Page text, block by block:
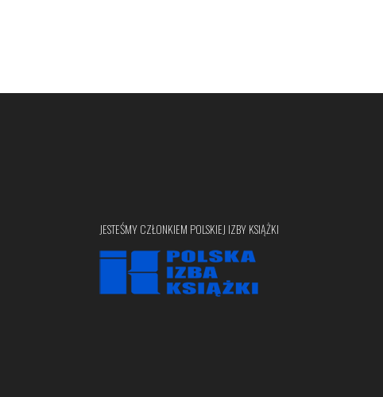
JESTEŚMY CZŁONKIEM POLSKIEJ IZBY KSIĄŻKI